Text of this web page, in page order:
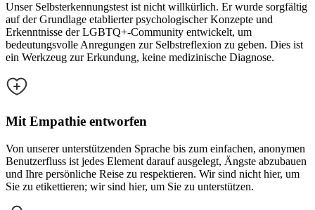
Unser Selbsterkennungstest ist nicht willkürlich. Er wurde sorgfältig
auf der Grundlage etablierter psychologischer Konzepte und
Erkenntnisse der LGBTQ+-Community entwickelt, um
bedeutungsvolle Anregungen zur Selbstreflexion zu geben. Dies ist
ein Werkzeug zur Erkundung, keine medizinische Diagnose.
Mit Empathie entworfen
Von unserer unterstützenden Sprache bis zum einfachen, anonymen
Benutzerfluss ist jedes Element darauf ausgelegt, Ängste abzubauen
und Ihre persönliche Reise zu respektieren. Wir sind nicht hier, um
Sie zu etikettieren; wir sind hier, um Sie zu unterstützen.